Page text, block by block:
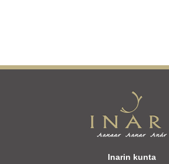
Inarin kunta